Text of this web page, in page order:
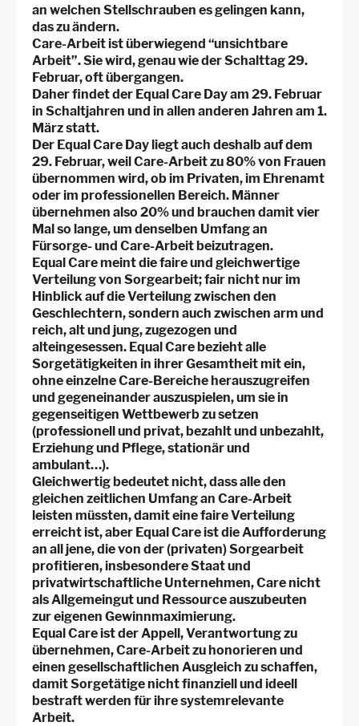
an welchen Stellschrauben es gelingen kann,
das zu ändern.
Care-Arbeit ist überwiegend “unsichtbare
Arbeit”. Sie wird, genau wie der Schalttag 29.
Februar, oft übergangen.
Daher findet der Equal Care Day am 29. Februar
in Schaltjahren und in allen anderen Jahren am 1.
März statt.
Der Equal Care Day liegt auch deshalb auf dem
29. Februar, weil Care-Arbeit zu 80% von Frauen
übernommen wird, ob im Privaten, im Ehrenamt
oder im professionellen Bereich. Männer
übernehmen also 20% und brauchen damit vier
Mal so lange, um denselben Umfang an
Fürsorge- und Care-Arbeit beizutragen.
Equal Care meint die faire und gleichwertige
Verteilung von Sorgearbeit; fair nicht nur im
Hinblick auf die Verteilung zwischen den
Geschlechtern, sondern auch zwischen arm und
reich, alt und jung, zugezogen und
alteingesessen. Equal Care bezieht alle
Sorgetätigkeiten in ihrer Gesamtheit mit ein,
ohne einzelne Care-Bereiche herauszugreifen
und gegeneinander auszuspielen, um sie in
gegenseitigen Wettbewerb zu setzen
(professionell und privat, bezahlt und unbezahlt,
Erziehung und Pflege, stationär und
ambulant…).
Gleichwertig bedeutet nicht, dass alle den
gleichen zeitlichen Umfang an Care-Arbeit
leisten müssten, damit eine faire Verteilung
erreicht ist, aber Equal Care ist die Aufforderung
an all jene, die von der (privaten) Sorgearbeit
profitieren, insbesondere Staat und
privatwirtschaftliche Unternehmen, Care nicht
als Allgemeingut und Ressource auszubeuten
zur eigenen Gewinnmaximierung.
Equal Care ist der Appell, Verantwortung zu
übernehmen, Care-Arbeit zu honorieren und
einen gesellschaftlichen Ausgleich zu schaffen,
damit Sorgetätige nicht finanziell und ideell
bestraft werden für ihre systemrelevante
Arbeit.